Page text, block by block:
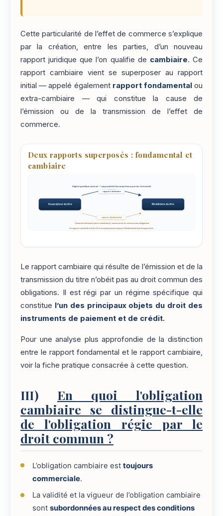
Cette particularité de l’effet de commerce s’explique
par la création, entre les parties, d’un nouveau
rapport juridique que l’on qualifie de cambiaire. Ce
rapport cambiaire vient se superposer au rapport
initial — appelé également rapport fondamentalou
extra-cambiaire — qui constitue la cause de
l’émission ou de la transmission de l’effet de
commerce.
Deux rapports superposés : fondamental et
cambiaire
Souscripteur du titre Bénéficiaire du titre
rapport cambiaire
rapport fondamental
Régime spécifique, abstrait — inopposabilité des exceptions au porteur de bonne foi
Cause de l'émission (extra-cambiaire), soumis au droit commun des obligations
Le rapport cambiaire né du titre se superpose au rapport fondamental sans le supprimer.
Le rapport cambiaire qui résulte de l’émission et de la
transmission du titre n’obéit pas au droit commun des
obligations. Il est régi par un régime spécifique qui
constitue l’un des principaux objets du droit des
instruments de paiement et de crédit.
Pour une analyse plus approfondie de la distinction
entre le rapport fondamental et le rapport cambiaire,
voir la fiche pratique consacrée à cette question.
III) En quoi l'obligation
cambiaire se distingue-t-elle
de l'obligation régie par le
droit commun ?
L’obligation cambiaire est toujours
commerciale.
La validité et la vigueur de l’obligation cambiaire
sont subordonnées au respect des conditions